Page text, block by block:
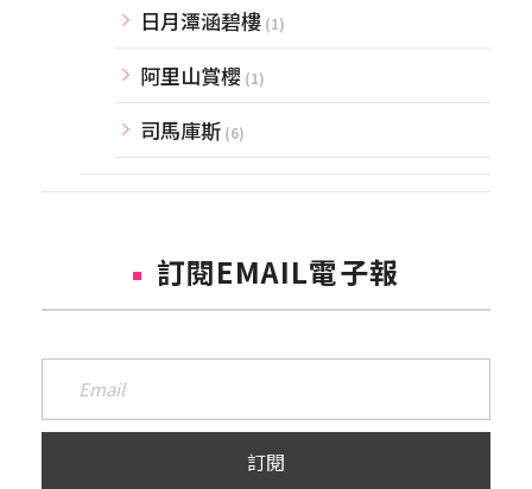
日月潭涵碧樓 (1)
阿里山賞櫻 (1)
司馬庫斯 (6)
訂閱EMAIL電子報